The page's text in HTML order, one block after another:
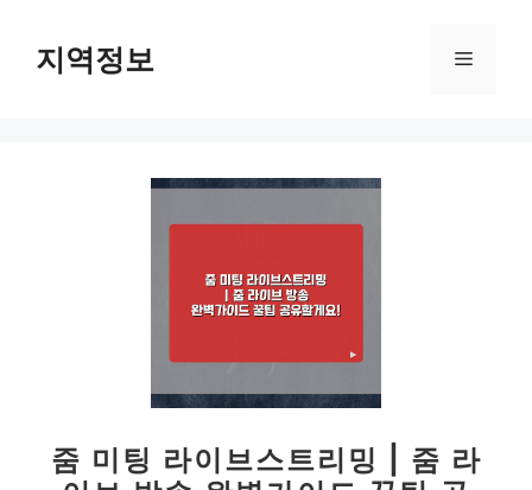
지역정보 메
줌 미팅 라이브스트리밍 | 줌 라